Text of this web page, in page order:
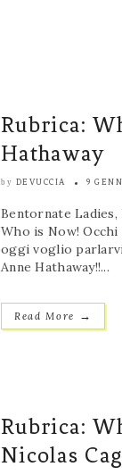
Rubrica:
Hathaway
by DEVUCCIA 9
Bentornate Ladies,
Who is Now!
oggi voglio
Anne Hathaway!!...
Read More →
Rubrica:
Nicolas